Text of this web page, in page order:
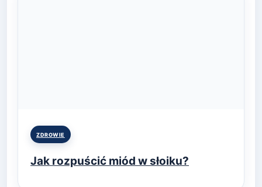
Posted
ZDROWIE
Jak rozpuścić miód w słoiku?